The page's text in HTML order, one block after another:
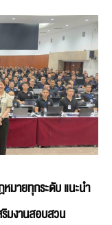
มายทุกระดับ แนะนำ
มงานสอบสวน